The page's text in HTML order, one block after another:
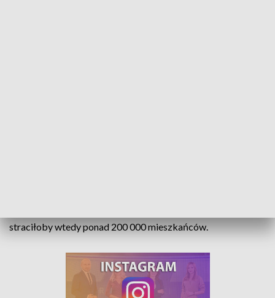
straciłoby wtedy ponad 200 000 mieszkańców.